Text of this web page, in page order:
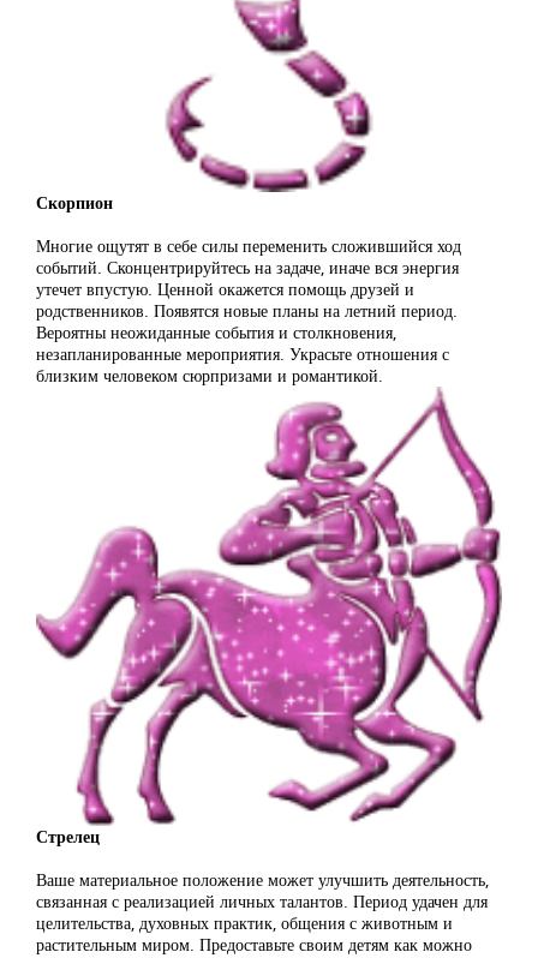
Скорпион
Многие ощутят в себе силы переменить сложившийся ход
событий. Сконцентрируйтесь на задаче, иначе вся энергия
утечет впустую. Ценной окажется помощь друзей и
родственников. Появятся новые планы на летний период.
Вероятны неожиданные события и столкновения,
незапланированные мероприятия. Украсьте отношения с
близким человеком сюрпризами и романтикой.
Стрелец
Ваше материальное положение может улучшить деятельность,
связанная с реализацией личных талантов. Период удачен для
целительства, духовных практик, общения с животным и
растительным миром. Предоставьте своим детям как можно